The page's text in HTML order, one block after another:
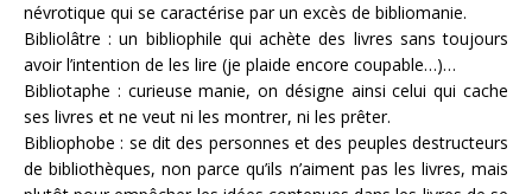
névrotique qui se caractérise par un excès de bibliomanie.
Bibliolâtre : un bibliophile qui achète des livres sans toujours
avoir l’intention de les lire (je plaide encore coupable…)…
Bibliotaphe : curieuse manie, on désigne ainsi celui qui cache
ses livres et ne veut ni les montrer, ni les prêter.
Bibliophobe : se dit des personnes et des peuples destructeurs
de bibliothèques, non parce qu’ils n’aiment pas les livres, mais